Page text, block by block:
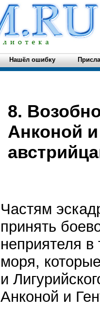
Нашёл ошибку
8.
Анконой
Частям
принять
неприятеля
моря,
и
Анконой и